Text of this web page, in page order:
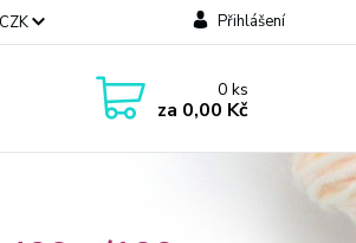
CZK Přihlášení
0ks
za 0,00 Kč